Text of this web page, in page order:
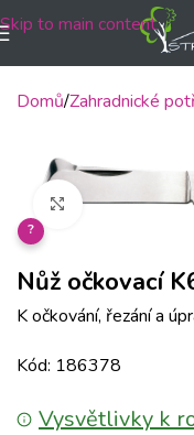
Skip to main content
Domů Zahradnické
Klikněte pro
?
Nůž očkovací
K očkování, řezání a
Kód: 186378
Vysvětlivky k